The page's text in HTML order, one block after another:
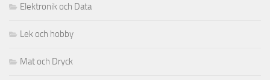
Elektronik och Data
Lek och hobby
Mat och Dryck